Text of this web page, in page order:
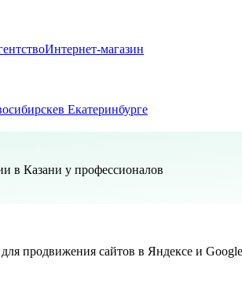
Интернет-магазин
в Екатеринбурге
в Казани у профессионалов
продвижения сайтов в Яндексе и